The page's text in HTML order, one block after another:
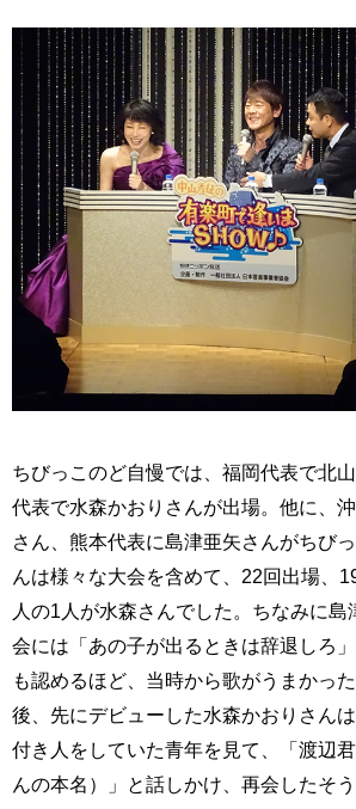
ちびっこのど自慢では、福岡代表で北
代表で水森かおりさんが出場。他に、
さん、熊本代表に島津亜矢さんがちび
んは様々な大会を含めて、22回出場、
人の1人が水森さんでした。ちなみに島
会には「あの子が出るときは辞退しろ
も認めるほど、当時から歌がうまかっ
後、先にデビューした水森かおりさん
付き人をしていた青年を見て、「渡辺
んの本名）」と話しかけ、再会したそう